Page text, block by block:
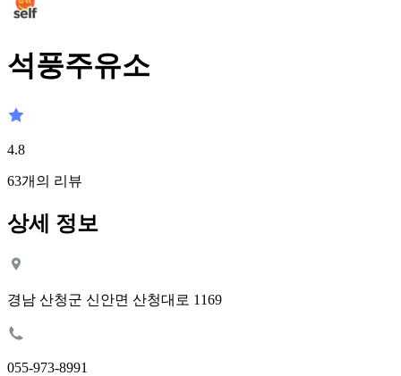
석풍주유소
4.8
63개의 리뷰
상세 정보
경남 산청군 신안면 산청대로 1169
055-973-8991